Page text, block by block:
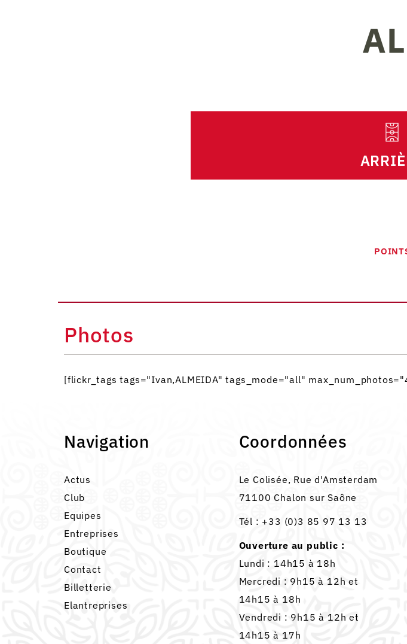
Photos
[flickr_tags tags="Ivan,ALMEIDA" tags_mode="all"
Navigation
Actus
Club
Equipes
Entreprises
Boutique
Contact
Billetterie
Elantreprises
Coordonnées
Le Colisée, Rue d'Amsterdam
71100 Chalon sur Saône
Tél : +33 (0)3 85 97 13 13
Ouverture au public :
Lundi : 14h15 à 18h
Mercredi : 9h15 à 12h et
14h15 à 18h
Vendredi : 9h15 à 12h et
14h15 à 17h